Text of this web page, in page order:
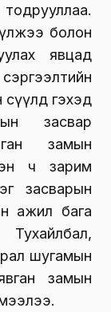
болон
явцад
гэхэд
засвар
замын
ч зарим
засварын
ажил бага
шугамын
замын